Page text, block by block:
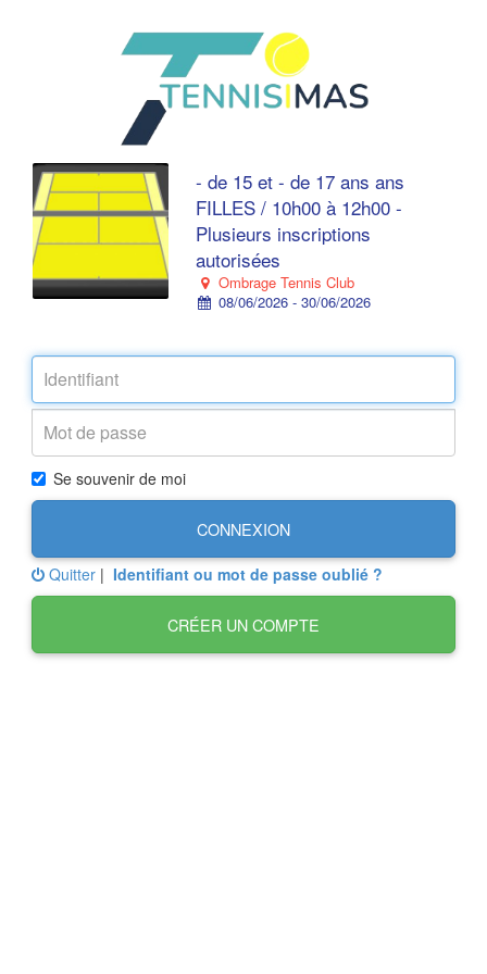
- de 15 et - de 17 ans ans
FILLES / 10h00 à 12h00 -
Plusieurs inscriptions
autorisées
Ombrage Tennis Club
08/06/2026 - 30/06/2026
Se souvenir de moi
CONNEXION
Quitter | Identifiant ou mot de passe oublié ?
CRÉER UN COMPTE